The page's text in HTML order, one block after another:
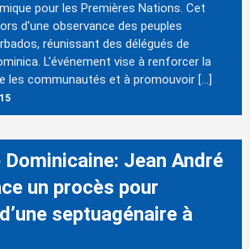
pour les Premières Nations. Cet
d'une observance des peuples
réunissant des délégués de
L'événement vise à renforcer la
les communautés et à promouvoir […]
Dominicaine: Jean André
un procès pour
septuagénaire à